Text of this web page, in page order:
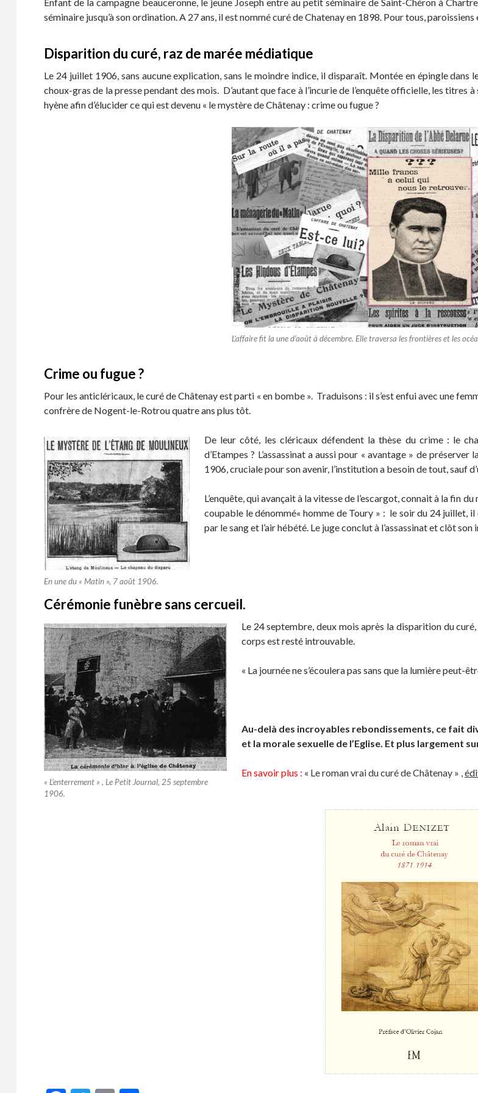
o
k
er
séminaire jusqu’à son ordination. A 27 ans, il est nommé curé de Chatenay en 1898. Pour tous,
Disparition du curé, raz de marée médiatique
Le 24 juillet 1906, sans aucune explication, sans le moindre indice, il disparaît. Montée en épingle dans
choux-gras de la presse pendant des mois. D’autant que face à l’incurie de l’enquête officielle, les
hyène afin d’élucider ce qui est devenu « le mystère de Châtenay : crime ou fugue ?
L’affaire fit la une d’août à décembre. Elle traversa les frontières et les
Crime ou fugue ?
Pour les anticléricaux, le curé de Châtenay est parti « en bombe ». Traduisons : il s’est enfui avec une
confrère de Nogent-le-Rotrou quatre ans plus tôt.
En une du « Matin », 7 août 1906.
De leur côté, les cléricaux défendent la thèse du crime : le
d’Etampes ? L’assassinat a aussi pour « avantage » de
1906, cruciale pour son avenir, l’institution a besoin de tout, sauf
L’enquête, qui avançait à la vitesse de l’escargot, connait à la fin
coupable le dénommé« homme de Toury » : le soir du 24 juillet,
par le sang et l’air hébété. Le juge conclut à l’assassinat et clôt
Cérémonie funèbre sans cercueil.
« L’enterrement » , Le Petit Journal, 25 septembre
1906.
Le 24 septembre, deux mois après la disparition du
corps est resté introuvable.
« La journée ne s’écoulera pas sans que la lumière
Au-delà des incroyables rebondissements, ce fait
et la morale sexuelle de l’Eglise. Et plus largement
En savoir plus : « Le roman vrai du curé de Châtenay » ,